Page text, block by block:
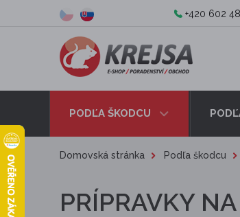
+420 602
PODĽA ŠKODCU
Domovská stránka Podľa škodcu
PRÍPRAVKY